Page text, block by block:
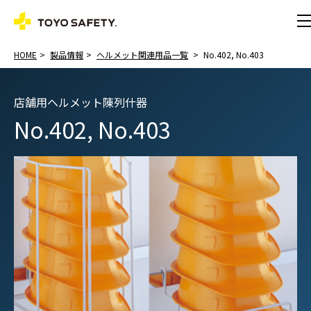
HOME 製品情報 ヘルメット関連用品一覧 No.402, No.403
店舗用ヘルメット陳列什器
No.402, No.403